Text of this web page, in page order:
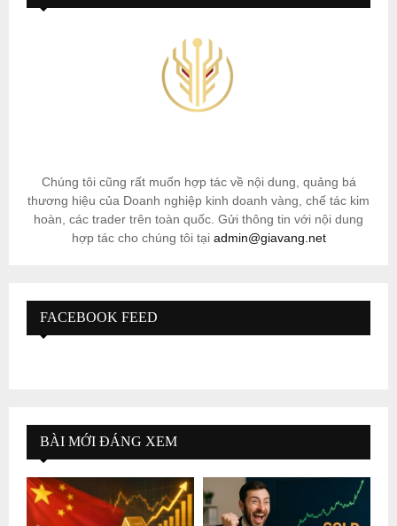
Chúng tôi cũng rất muốn hợp tác về nội dung, quảng bá
thương hiệu của Doanh nghiệp kinh doanh vàng, chế tác kim
hoàn, các trader trên toàn quốc. Gửi thông tin với nội dung
hợp tác cho chúng tôi tại admin@giavang.net
FACEBOOK FEED
BÀI MỚI ĐÁNG XEM